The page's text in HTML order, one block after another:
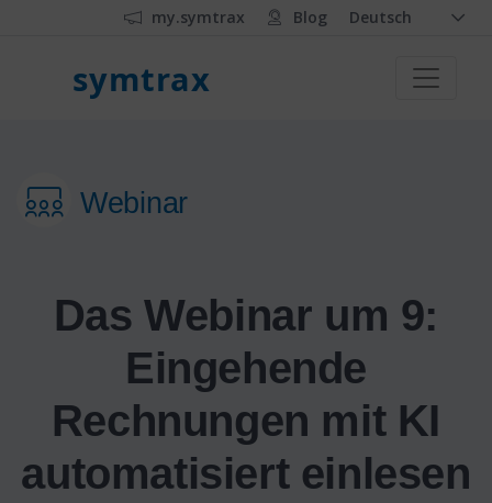
my.symtrax Blog Deutsch
symtrax
Webinar
Das Webinar um 9:
Eingehende
Rechnungen mit KI
automatisiert einlesen